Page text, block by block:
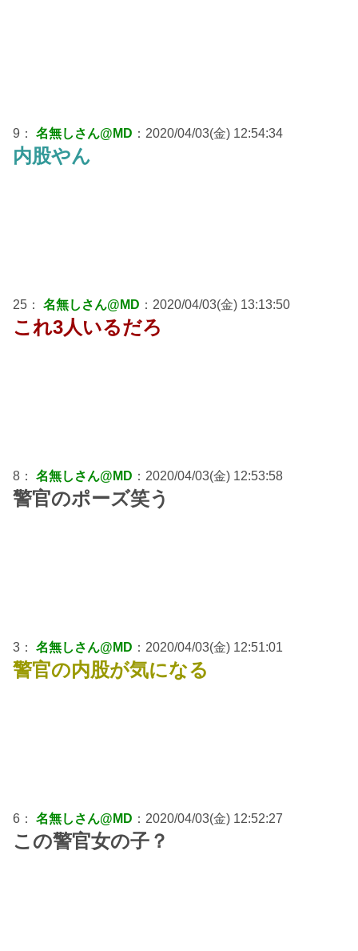
9： 名無しさん@MD ：2020/04/03(金) 12:54:34
内股やん
25： 名無しさん@MD ：2020/04/03(金) 13:13:50
これ3人いるだろ
8： 名無しさん@MD ：2020/04/03(金) 12:53:58
警官のポーズ笑う
3： 名無しさん@MD ：2020/04/03(金) 12:51:01
警官の内股が気になる
6： 名無しさん@MD ：2020/04/03(金) 12:52:27
この警官女の子？